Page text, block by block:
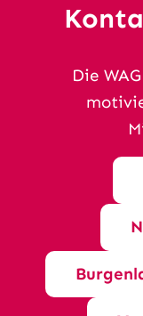
Die